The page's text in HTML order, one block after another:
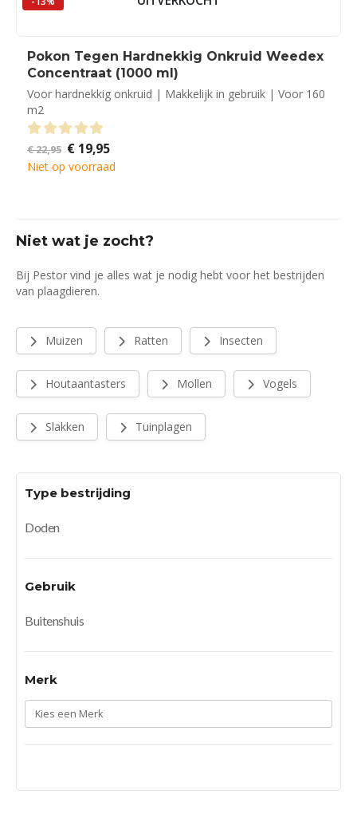
Pokon Tegen Hardnekkig Onkruid Weedex
Concentraat (1000 ml)
Voor hardnekkig onkruid | Makkelijk in gebruik | Voor 160
m2
0out of 5
€22,95 Oorspronkelijke
prijs
was:
€19,95Huidige
prijs
is:
Niet op voorraad
Niet wat je zocht?
Bij Pestor vind je alles wat je nodig hebt voor het bestrijden
van plaagdieren.
Muizen Ratten Insecten
Houtaantasters Mollen Vogels
Slakken Tuinplagen
Type bestrijding
Doden
Gebruik
Buitenshuis
Merk